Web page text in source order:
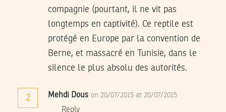
compagnie (pourtant, il ne vit pas
longtemps en captivité). Ce reptile est
protégé en Europe par la convention de
Berne, et massacré en Tunisie, dans le
silence le plus absolu des autorités.
2 Mehdi Dous on 20/07/2015 at 20/07/2015
Reply